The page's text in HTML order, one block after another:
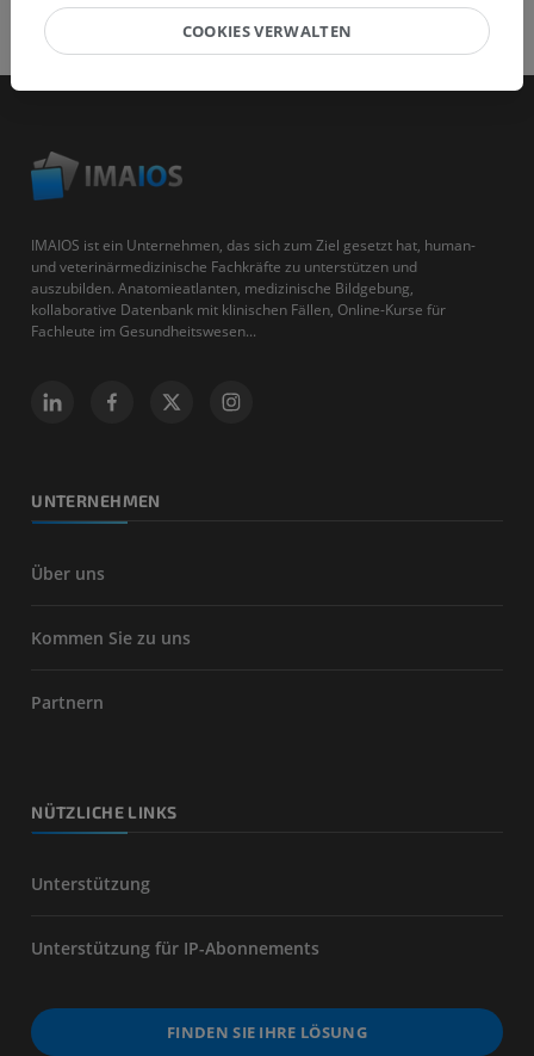
IMAIOS ist ein Unternehmen, das sich zum Ziel gesetzt hat, human-
und veterinärmedizinische Fachkräfte zu unterstützen und
auszubilden. Anatomieatlanten, medizinische Bildgebung,
kollaborative Datenbank mit klinischen Fällen, Online-Kurse für
Fachleute im Gesundheitswesen...
UNTERNEHMEN
Über uns
Kommen Sie zu uns
Partnern
NÜTZLICHE LINKS
Unterstützung
Unterstützung für IP-Abonnements
FINDEN SIE IHRE LÖSUNG
COOKIES VERWALTEN